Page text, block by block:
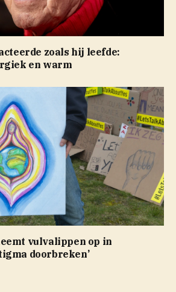
zoals hij leefde:
en warm
vulvalippen op in
doorbreken’